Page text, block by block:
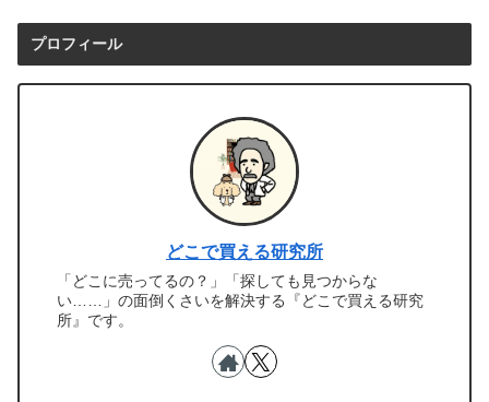
プロフィール
どこで買える研究所
「どこに売ってるの？」「探しても見つからな
い……」の面倒くさいを解決する『どこで買える研究
所』です。